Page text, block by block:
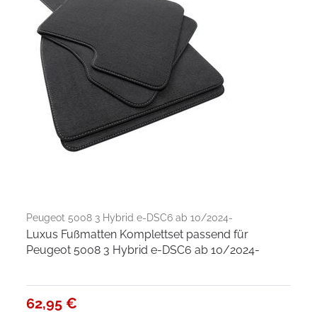
Peugeot 5008 3 Hybrid e-DSC6 ab 10/2024-
Luxus Fußmatten Komplettset passend für
Peugeot 5008 3 Hybrid e-DSC6 ab 10/2024-
62,95 €